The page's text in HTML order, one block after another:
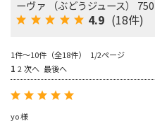
ーヴァ （ぶどうジュース）
4.9 (18件)
1件～10件（全18件） 1/2ページ
1 2次へ 最後へ
yo 様